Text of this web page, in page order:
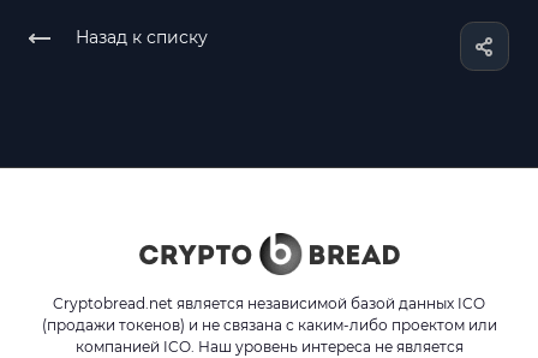
Назад к списку
Cryptobread.net является независимой базой данных ICO
(продажи токенов) и не связана с каким-либо проектом или
компанией ICO. Наш уровень интереса не является